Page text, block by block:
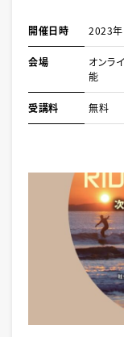
開催日時 2023
会場
オンラ
能
受講料 無料